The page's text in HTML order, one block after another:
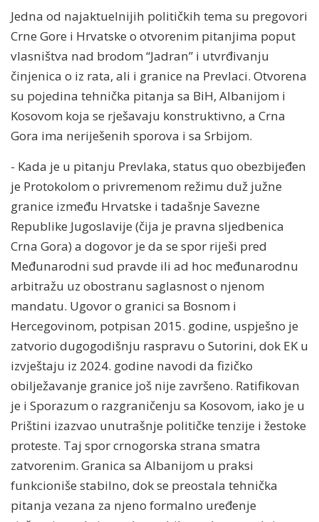
Jedna od najaktuelnijih političkih tema su pregovori
Crne Gore i Hrvatske o otvorenim pitanjima poput
vlasništva nad brodom “Jadran” i utvrđivanju
činjenica o iz rata, ali i granice na Prevlaci. Otvorena
su pojedina tehnička pitanja sa BiH, Albanijom i
Kosovom koja se rješavaju konstruktivno, a Crna
Gora ima neriješenih sporova i sa Srbijom.
- Kada je u pitanju Prevlaka, status quo obezbijeđen
je Protokolom o privremenom režimu duž južne
granice između Hrvatske i tadašnje Savezne
Republike Jugoslavije (čija je pravna sljedbenica
Crna Gora) a dogovor je da se spor riješi pred
Međunarodni sud pravde ili ad hoc međunarodnu
arbitražu uz obostranu saglasnost o njenom
mandatu. Ugovor o granici sa Bosnom i
Hercegovinom, potpisan 2015. godine, uspješno je
zatvorio dugogodišnju raspravu o Sutorini, dok EK u
izvještaju iz 2024. godine navodi da fizičko
obilježavanje granice još nije završeno. Ratifikovan
je i Sporazum o razgraničenju sa Kosovom, iako je u
Prištini izazvao unutrašnje političke tenzije i žestoke
proteste. Taj spor crnogorska strana smatra
zatvorenim. Granica sa Albanijom u praksi
funkcioniše stabilno, dok se preostala tehnička
pitanja vezana za njeno formalno uređenje